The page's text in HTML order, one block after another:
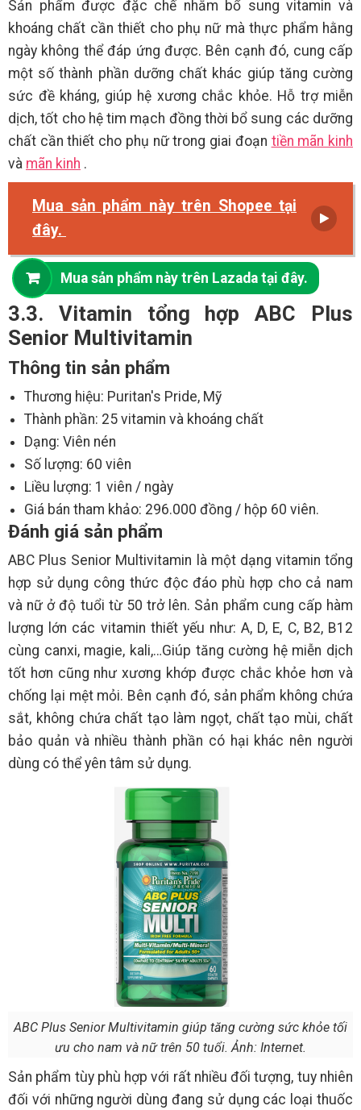
Sản phẩm được đặc chế nhằm bổ sung vitamin và
khoáng chất cần thiết cho phụ nữ mà thực phẩm hằng
ngày không thể đáp ứng được. Bên cạnh đó, cung cấp
một số thành phần dưỡng chất khác giúp tăng cường
sức đề kháng, giúp hệ xương chắc khỏe. Hỗ trợ miễn
dịch, tốt cho hệ tim mạch đồng thời bổ sung các dưỡng
chất cần thiết cho phụ nữ trong giai đoạn tiền mãn kinh
và mãn kinh .
Mua sản phẩm này trên Shopee tại
đây.
Mua sản phẩm này trên Lazada tại đây.
3.3. Vitamin tổng hợp ABC Plus
Senior Multivitamin
Thông tin sản phẩm
Thương hiệu: Puritan's Pride, Mỹ
Thành phần: 25 vitamin và khoáng chất
Dạng: Viên nén
Số lượng: 60 viên
Liều lượng: 1 viên / ngày
Giá bán tham khảo: 296.000 đồng / hộp 60 viên.
Đánh giá sản phẩm
ABC Plus Senior Multivitamin là một dạng vitamin tổng
hợp sử dụng công thức độc đáo phù hợp cho cả nam
và nữ ở độ tuổi từ 50 trở lên. Sản phẩm cung cấp hàm
lượng lớn các vitamin thiết yếu như: A, D, E, C, B2, B12
cùng canxi, magie, kali,…Giúp tăng cường hệ miễn dịch
tốt hơn cũng như xương khớp được chắc khỏe hơn và
chống lại mệt mỏi. Bên cạnh đó, sản phẩm không chứa
sắt, không chứa chất tạo làm ngọt, chất tạo mùi, chất
bảo quản và nhiều thành phần có hại khác nên người
dùng có thể yên tâm sử dụng.
ABC Plus Senior Multivitamin giúp tăng cường sức khỏe tối
ưu cho nam và nữ trên 50 tuổi. Ảnh: Internet.
Sản phẩm tùy phù hợp với rất nhiều đối tượng, tuy nhiên
đối với những người dùng đang sử dụng các loại thuốc